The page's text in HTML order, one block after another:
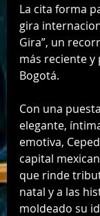
La cita forma
gira
Gira”, un
más reciente
Bogotá.
Con una
elegante,
emotiva,
capital
que rinde
natal y a las
moldeado su